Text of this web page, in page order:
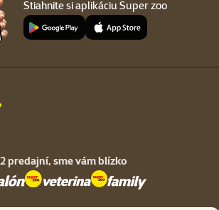
Stiahnite si aplikáciu Super zoo
predajní, sme vám blízko